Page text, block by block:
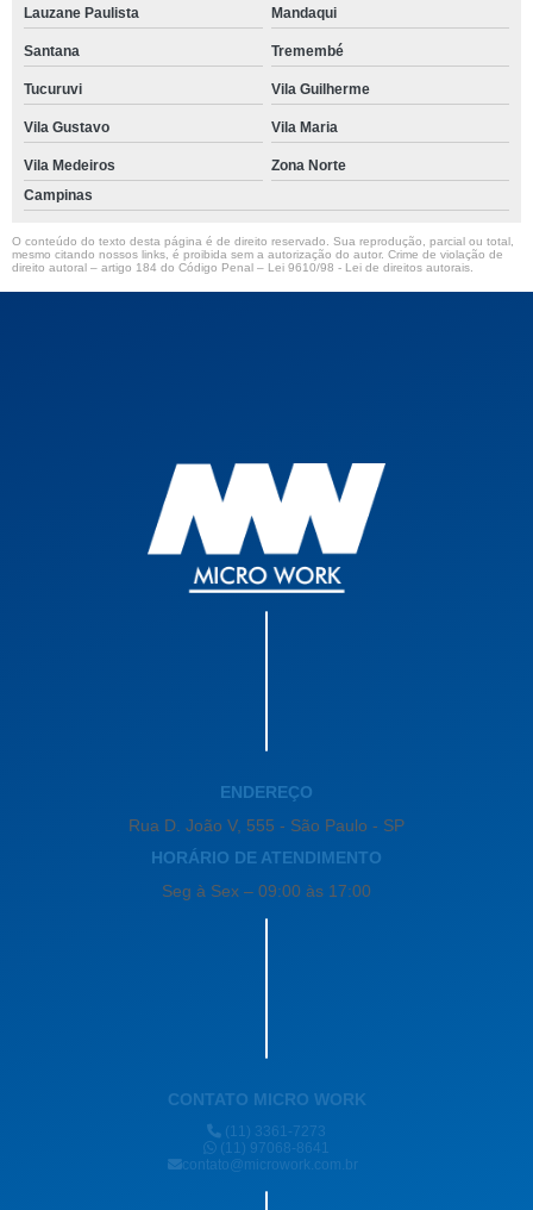
Lauzane Paulista Mandaqui
Santana Tremembé
Tucuruvi Vila Guilherme
Vila Gustavo Vila Maria
Vila Medeiros
Zona Norte
Campinas
O conteúdo do texto desta página é de direito reservado. Sua reprodução, parcial ou total,
mesmo citando nossos links, é proibida sem a autorização do autor. Crime de violação de
direito autoral – artigo 184 do Código Penal – Lei 9610/98 - Lei de direitos autorais.
ENDEREÇO
Rua D. João V, 555 - São Paulo - SP
HORÁRIO DE ATENDIMENTO
Seg à Sex – 09:00 às 17:00
CONTATO MICRO WORK
(11) 3361-7273
(11) 97068-8641
contato@microwork.com.br